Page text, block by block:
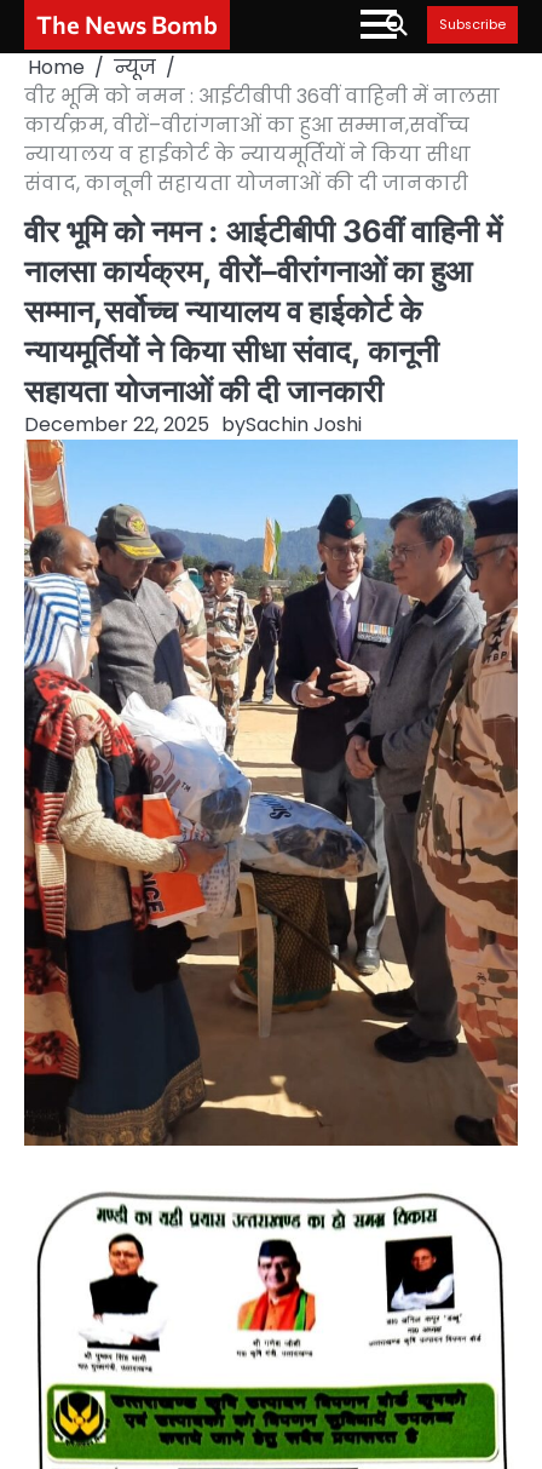
Skip
content
The News Bomb Subscribe
Home
न्यूज
वीर भूमि को नमन : आईटीबीपी 36वीं वाहिनी में नालसा
कार्यक्रम, वीरों–वीरांगनाओं का हुआ सम्मान,सर्वोच्च
न्यायालय व हाईकोर्ट के न्यायमूर्तियों ने किया सीधा
संवाद, कानूनी सहायता योजनाओं की दी जानकारी
वीर भूमि को नमन : आईटीबीपी 36वीं वाहिनी में
नालसा कार्यक्रम, वीरों–वीरांगनाओं का हुआ
सम्मान,सर्वोच्च न्यायालय व हाईकोर्ट के
न्यायमूर्तियों ने किया सीधा संवाद, कानूनी
सहायता योजनाओं की दी जानकारी
December 22, 2025 bySachin Joshi